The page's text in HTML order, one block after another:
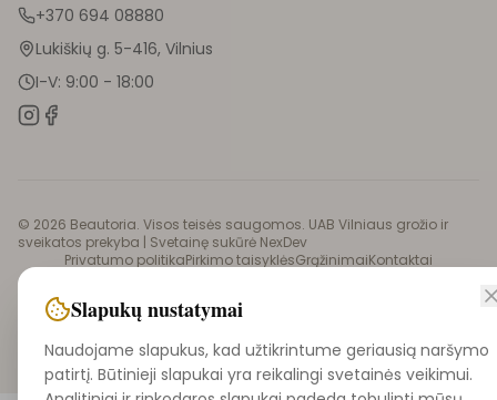
+370 694 08880
Lukiškių g. 5-416, Vilnius
I-V: 9:00 - 18:00
© 2026 Beautoria. Visos teisės saugomos. UAB Vilniaus grožio ir
sveikatos prekyba | Svetainę sukūrė NexDev
Privatumo politikaPirkimo taisyklėsGrąžinimaiKontaktai
Slapukų nustatymai
Naudojame slapukus, kad užtikrintume geriausią naršymo
patirtį. Būtinieji slapukai yra reikalingi svetainės veikimui.